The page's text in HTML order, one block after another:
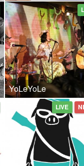
YoLeYoLe
LIVE